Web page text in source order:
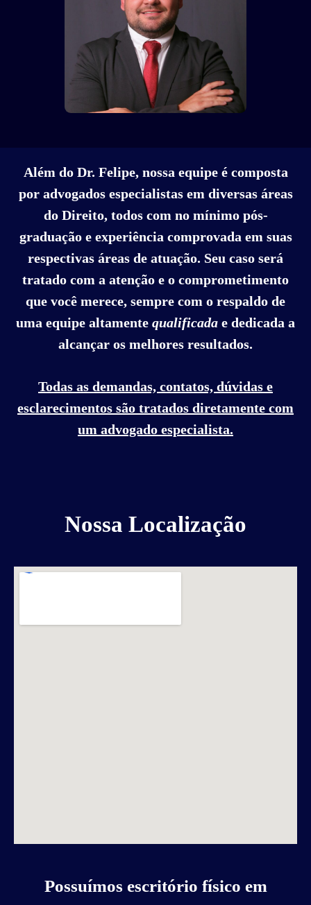
Além do Dr. Felipe, nossa equipe é composta
por advogados especialistas em diversas áreas
do Direito, todos com no mínimo pós-
graduação e experiência comprovada em suas
respectivas áreas de atuação. Seu caso será
tratado com a atenção e o comprometimento
que você merece, sempre com o respaldo de
uma equipe altamente qualificada e dedicada a
alcançar os melhores resultados.
Todas as demandas, contatos, dúvidas e
esclarecimentos são tratados diretamente com
um advogado especialista.
Nossa Localização
Possuímos escritório físico em